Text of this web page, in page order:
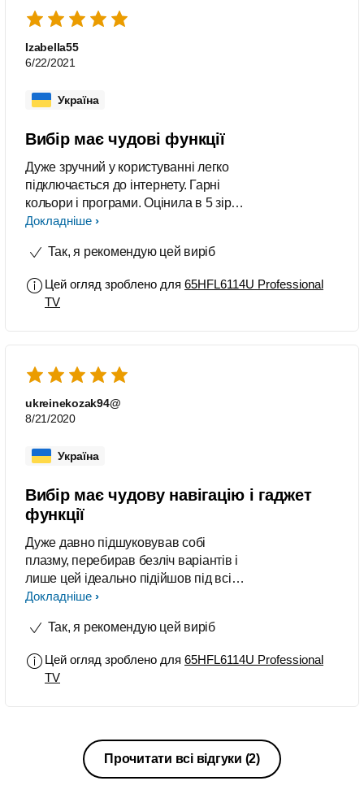
Izabella55
6/22/2021
Україна
Вибір має чудові функції
Дуже зручний у користуванні легко
підключається до інтернету. Гарні
кольори і програми. Оцінила в 5 зірок
бо це дійсно крутий гаджет. На даний
влаштовує
Докладніше
Так, я рекомендую цей виріб
Цей огляд зроблено для 65HFL6114U Professional
TV
ukreinekozak94@
8/21/2020
Україна
Вибір має чудову навігацію і гаджет
функції
Дуже давно підшуковував собі
плазму, перебирав безліч варіантів і
лише цей ідеально підійшов під всі
параметри!!! Якісні зображення та
дизайн,інтелектуальне підключення,
мені було потрібно!
Докладніше
Так, я рекомендую цей виріб
Цей огляд зроблено для 65HFL6114U Professional
TV
Прочитати всі відгуки (2)